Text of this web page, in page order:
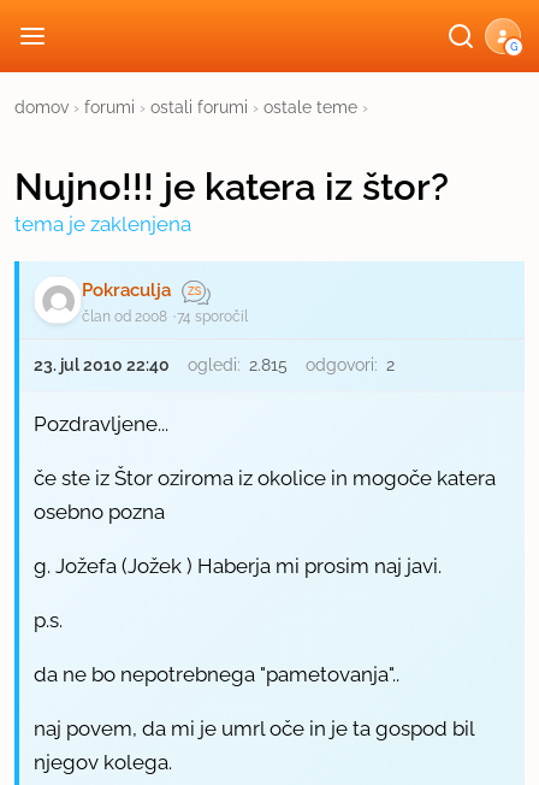
G
domov › forumi › ostali forumi › ostale teme ›
Nujno!!! je katera iz štor?
tema je zaklenjena
Pokraculja
član od 2008 74 sporočil
23. jul 2010 22:40 ogledi: 2.815 odgovori: 2
Pozdravljene...
če ste iz Štor oziroma iz okolice in mogoče katera
osebno pozna
g. Jožefa (Jožek ) Haberja mi prosim naj javi.
p.s.
da ne bo nepotrebnega "pametovanja"..
naj povem, da mi je umrl oče in je ta gospod bil
njegov kolega.